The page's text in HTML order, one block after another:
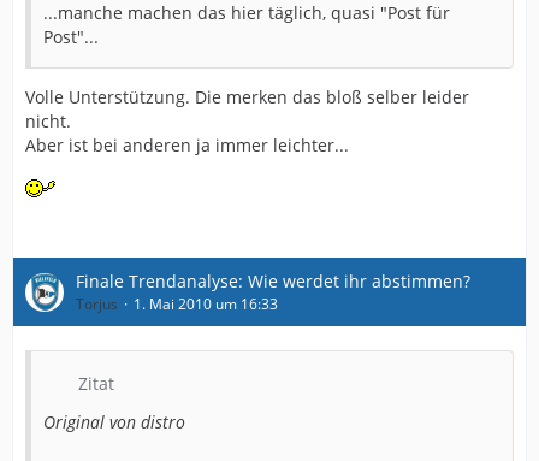
...manche machen das hier täglich, quasi "Post für
Post"...
Volle Unterstützung. Die merken das bloß selber leider
nicht.
Aber ist bei anderen ja immer leichter...
Finale Trendanalyse: Wie werdet ihr abstimmen?
Torjus 1. Mai 2010 um 16:33
Zitat
Original von distro